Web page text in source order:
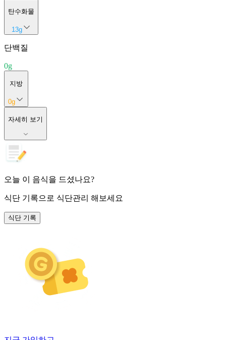
탄수화물
13g
단백질
0g
지방
0g
자세히 보기
오늘 이 음식을 드셨나요?
식단 기록으로 식단관리 해보세요
식단 기록